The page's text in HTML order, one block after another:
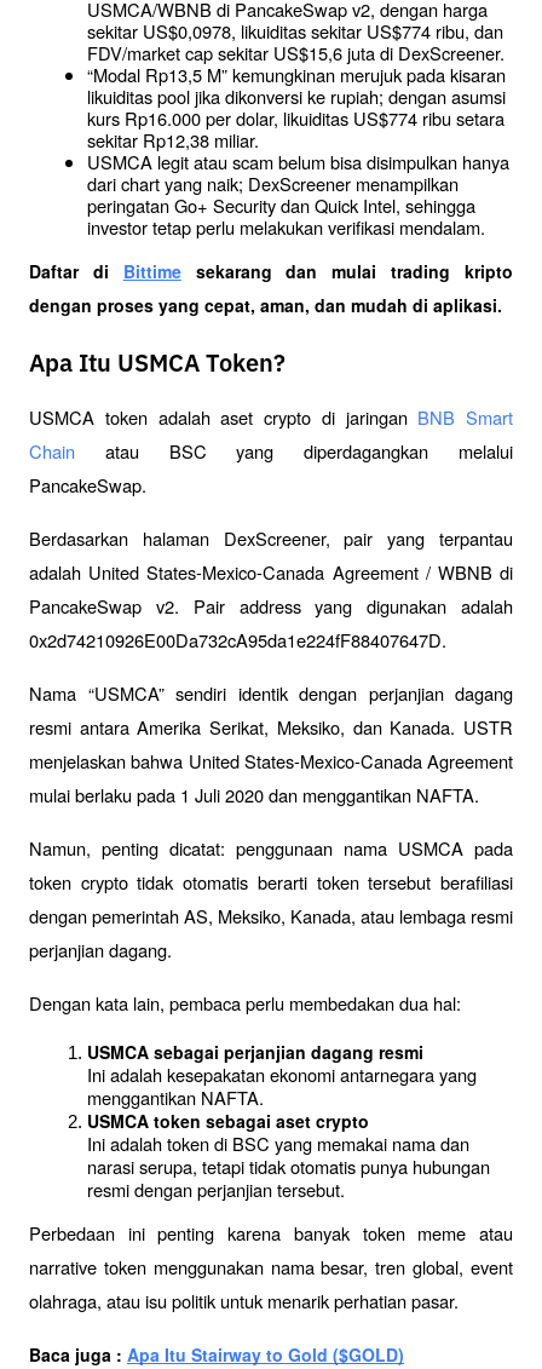
USMCA/WBNB di PancakeSwap v2, dengan harga
sekitar US$0,0978, likuiditas sekitar US$774 ribu, dan
FDV/market cap sekitar US$15,6 juta di DexScreener.
“Modal Rp13,5 M” kemungkinan merujuk pada kisaran
likuiditas pool jika dikonversi ke rupiah; dengan asumsi
kurs Rp16.000 per dolar, likuiditas US$774 ribu setara
sekitar Rp12,38 miliar.
USMCA legit atau scam belum bisa disimpulkan hanya
dari chart yang naik; DexScreener menampilkan
peringatan Go+ Security dan Quick Intel, sehingga
investor tetap perlu melakukan verifikasi mendalam.
Daftar di Bittime sekarang dan mulai trading kripto
dengan proses yang cepat, aman, dan mudah di aplikasi.
Apa Itu USMCA Token?
USMCA token adalah aset crypto di jaringan BNB Smart
Chain atau BSC yang diperdagangkan melalui
PancakeSwap.
Berdasarkan halaman DexScreener, pair yang terpantau
adalah United States-Mexico-Canada Agreement / WBNB di
PancakeSwap v2. Pair address yang digunakan adalah
0x2d74210926E00Da732cA95da1e224fF88407647D.
Nama “USMCA” sendiri identik dengan perjanjian dagang
resmi antara Amerika Serikat, Meksiko, dan Kanada. USTR
menjelaskan bahwa United States-Mexico-Canada Agreement
mulai berlaku pada 1 Juli 2020 dan menggantikan NAFTA.
Namun, penting dicatat: penggunaan nama USMCA pada
token crypto tidak otomatis berarti token tersebut berafiliasi
dengan pemerintah AS, Meksiko, Kanada, atau lembaga resmi
perjanjian dagang.
Dengan kata lain, pembaca perlu membedakan dua hal:
USMCA sebagai perjanjian dagang resmi
Ini adalah kesepakatan ekonomi antarnegara yang
menggantikan NAFTA.
USMCA token sebagai aset crypto
Ini adalah token di BSC yang memakai nama dan
narasi serupa, tetapi tidak otomatis punya hubungan
resmi dengan perjanjian tersebut.
Perbedaan ini penting karena banyak token meme atau
narrative token menggunakan nama besar, tren global, event
olahraga, atau isu politik untuk menarik perhatian pasar.
Baca juga : Apa Itu Stairway to Gold ($GOLD)